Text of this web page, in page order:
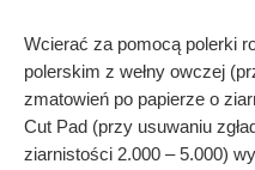
Wcierać za pomocą polerki
polerskim z wełny owczej
zmatowień po papierze o
Cut Pad (przy usuwaniu
ziarnistości 2.000 – 5.000)